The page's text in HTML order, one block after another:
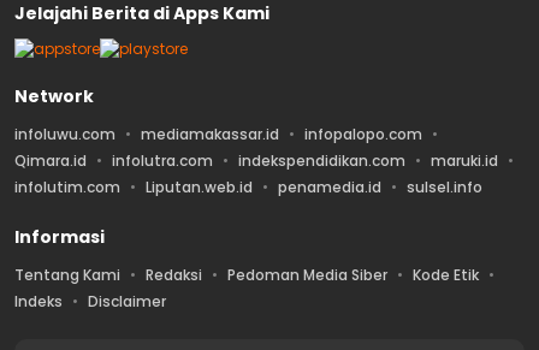
Jelajahi Berita di Apps Kami
Network
infoluwu.com mediamakassar.id
infopalopo.com
Qimara.id
infolutra.com indekspendidikan.com
maruki.id
infolutim.com
Liputan.web.id penamedia.id sulsel.info
Informasi
Tentang Kami Redaksi Pedoman Media Siber
Kode Etik
Indeks
Disclaimer